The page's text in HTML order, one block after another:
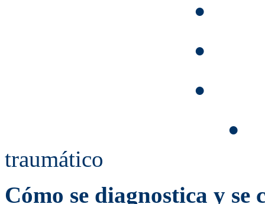
•
•
•
•
traumático
Cómo se diagnostica y se